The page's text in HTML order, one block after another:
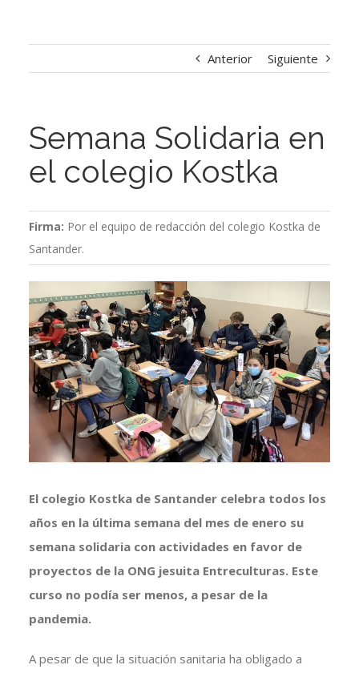
Anterior Siguiente
Semana Solidaria en
el colegio Kostka
Firma: Por el equipo de redacción del colegio Kostka de
Santander.
imagen
más
grande
El colegio Kostka de Santander celebra todos los
años en la última semana del mes de enero su
semana solidaria con actividades en favor de
proyectos de la ONG jesuita Entreculturas. Este
curso no podía ser menos, a pesar de la
pandemia.
A pesar de que la situación sanitaria ha obligado a